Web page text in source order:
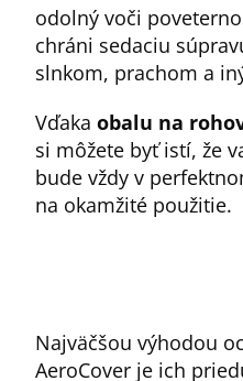
odolný voči
chráni sedaciu
slnkom, prachom a
Vďaka obalu na
si môžete byť istí, že
bude vždy v
na okamžité použitie.
Najväčšou výhodou
AeroCover je ich